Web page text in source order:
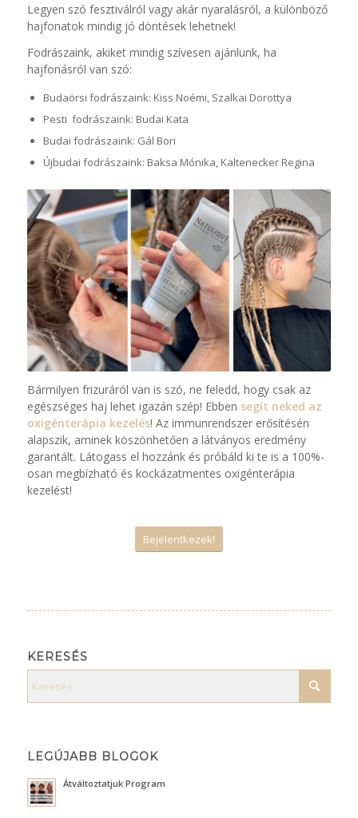
Legyen szó fesztiválról vagy akár nyaralásról, a különböző
hajfonatok mindig jó döntések lehetnek!
Fodrászaink, akiket mindig szívesen ajánlunk, ha
hajfonásról van szó:
Budaörsi fodrászaink: Kiss Noémi, Szalkai Dorottya
Pesti fodrászaink: Budai Kata
Budai fodrászaink: Gál Bori
Újbudai fodrászaink: Baksa Mónika, Kaltenecker Regina
Bármilyen frizuráról van is szó, ne feledd, hogy csak az
egészséges haj lehet igazán szép! Ebben segít neked az
oxigénterápia kezelés! Az immunrendszer erősítésén
alapszik, aminek köszönhetően a látványos eredmény
garantált. Látogass el hozzánk és próbáld ki te is a 100%-
osan megbízható és kockázatmentes oxigénterápia
kezelést!
Bejelentkezek!
KERESÉS
LEGÚJABB BLOGOK
Átváltoztatjuk Program